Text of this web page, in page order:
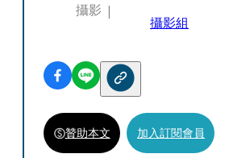
攝影
攝影組
贊助本文 加入訂閱會員